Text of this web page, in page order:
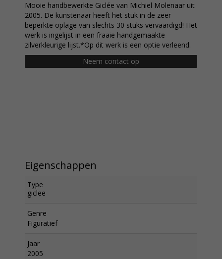
Mooie handbewerkte Giclée van Michiel Molenaar uit
2005. De kunstenaar heeft het stuk in de zeer
beperkte oplage van slechts 30 stuks vervaardigd! Het
werk is ingelijst in een fraaie handgemaakte
zilverkleurige lijst.*Op dit werk is een optie verleend.
Neem contact op
Eigenschappen
Type
giclee
Genre
Figuratief
Jaar
2005